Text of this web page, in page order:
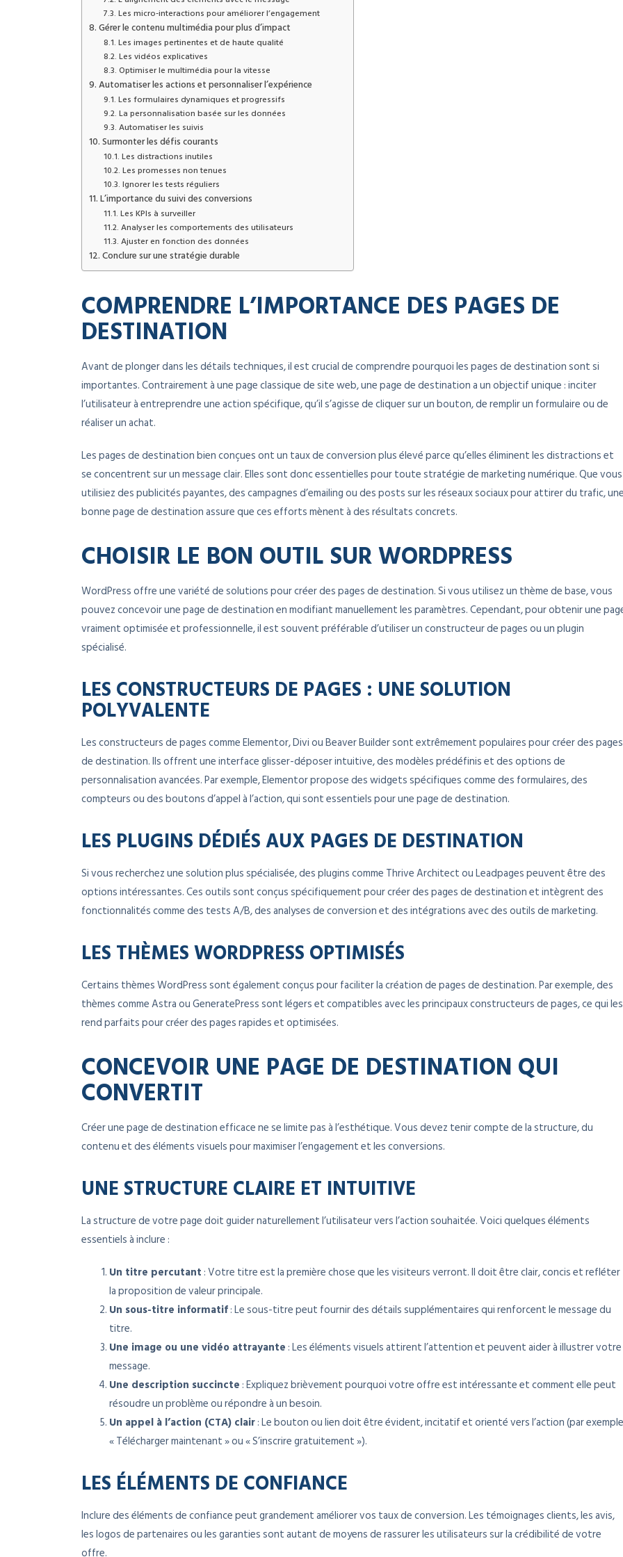
Les micro-interactions pour améliorer l’engagement
Gérer le contenu multimédia pour plus d’impact
Les images pertinentes et de haute qualité
Les vidéos explicatives
Optimiser le multimédia pour la vitesse
Automatiser les actions et personnaliser l’expérience
Les formulaires dynamiques et progressifs
La personnalisation basée sur les données
Automatiser les suivis
Surmonter les défis courants
Les distractions inutiles
Les promesses non tenues
Ignorer les tests réguliers
L’importance du suivi des conversions
Les KPIs à surveiller
Analyser les comportements des utilisateurs
Ajuster en fonction des données
Conclure sur une stratégie durable
COMPRENDRE L’IMPORTANCE DES PAGES DE
DESTINATION
Avant de plonger dans les détails techniques, il est crucial de comprendre pourquoi les pages de destination sont si
importantes. Contrairement à une page classique de site web, une page de destination a un objectif unique : inciter
l’utilisateur à entreprendre une action spécifique, qu’il s’agisse de cliquer sur un bouton, de remplir un formulaire ou de
réaliser un achat.
Les pages de destination bien conçues ont un taux de conversion plus élevé parce qu’elles éliminent les distractions et
se concentrent sur un message clair. Elles sont donc essentielles pour toute stratégie de marketing numérique. Que vous
utilisiez des publicités payantes, des campagnes d’emailing ou des posts sur les réseaux sociaux pour attirer du trafic,
bonne page de destination assure que ces efforts mènent à des résultats concrets.
CHOISIR LE BON OUTIL SUR WORDPRESS
WordPress offre une variété de solutions pour créer des pages de destination. Si vous utilisez un thème de base, vous
pouvez concevoir une page de destination en modifiant manuellement les paramètres. Cependant, pour obtenir une
vraiment optimisée et professionnelle, il est souvent préférable d’utiliser un constructeur de pages ou un plugin
spécialisé.
LES CONSTRUCTEURS DE PAGES : UNE SOLUTION
POLYVALENTE
Les constructeurs de pages comme Elementor, Divi ou Beaver Builder sont extrêmement populaires pour créer des pages
de destination. Ils offrent une interface glisser-déposer intuitive, des modèles prédéfinis et des options de
personnalisation avancées. Par exemple, Elementor propose des widgets spécifiques comme des formulaires, des
compteurs ou des boutons d’appel à l’action, qui sont essentiels pour une page de destination.
LES PLUGINS DÉDIÉS AUX PAGES DE DESTINATION
Si vous recherchez une solution plus spécialisée, des plugins comme Thrive Architect ou Leadpages peuvent être des
options intéressantes. Ces outils sont conçus spécifiquement pour créer des pages de destination et intègrent des
fonctionnalités comme des tests A/B, des analyses de conversion et des intégrations avec des outils de marketing.
LES THÈMES WORDPRESS OPTIMISÉS
Certains thèmes WordPress sont également conçus pour faciliter la création de pages de destination. Par exemple, des
thèmes comme Astra ou GeneratePress sont légers et compatibles avec les principaux constructeurs de pages, ce qui les
rend parfaits pour créer des pages rapides et optimisées.
CONCEVOIR UNE PAGE DE DESTINATION QUI
CONVERTIT
Créer une page de destination efficace ne se limite pas à l’esthétique. Vous devez tenir compte de la structure, du
contenu et des éléments visuels pour maximiser l’engagement et les conversions.
UNE STRUCTURE CLAIRE ET INTUITIVE
La structure de votre page doit guider naturellement l’utilisateur vers l’action souhaitée. Voici quelques éléments
essentiels à inclure :
Un titre percutant : Votre titre est la première chose que les visiteurs verront. Il doit être clair, concis et refléter
la proposition de valeur principale.
Un sous-titre informatif: Le sous-titre peut fournir des détails supplémentaires qui renforcent le message du
titre.
Une image ou une vidéo attrayante : Les éléments visuels attirent l’attention et peuvent aider à illustrer votre
message.
Une description succincte : Expliquez brièvement pourquoi votre offre est intéressante et comment elle peut
résoudre un problème ou répondre à un besoin.
Un appel à l’action (CTA) clair: Le bouton ou lien doit être évident, incitatif et orienté vers l’action (par
« Télécharger maintenant » ou « S’inscrire gratuitement »).
LES ÉLÉMENTS DE CONFIANCE
Inclure des éléments de confiance peut grandement améliorer vos taux de conversion. Les témoignages clients, les avis,
les logos de partenaires ou les garanties sont autant de moyens de rassurer les utilisateurs sur la crédibilité de votre
offre.